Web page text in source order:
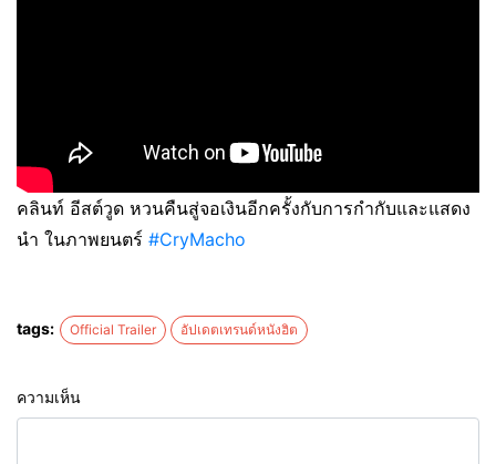
คลินท์ อีสต์วูด หวนคืนสู่จอเงินอีกครั้งกับการกำกับและแสดง
นำ ในภาพยนตร์ #CryMacho
tags: Official Trailer อัปเดตเทรนด์หนังฮิต
ความเห็น